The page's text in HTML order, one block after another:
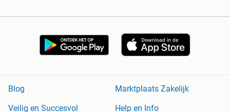
Blog
Marktplaats Zakelijk
Veilig en Succesvol
Help en Info